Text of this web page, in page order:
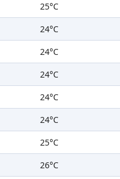
25°C
24°C
24°C
24°C
24°C
24°C
25°C
26°C